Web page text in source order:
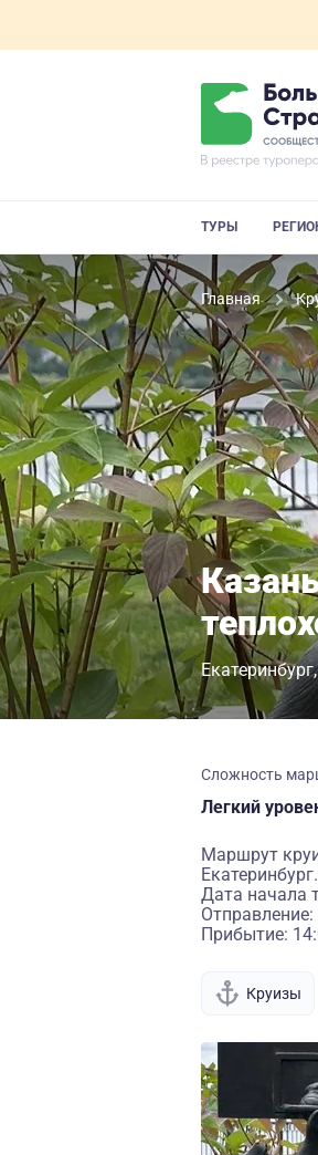
ТУРЫ
Главная
Екатеринбург
Сложность
Легкий
Маршрут
Екатеринбург.
Дата начала
Прибытие:
Круизы